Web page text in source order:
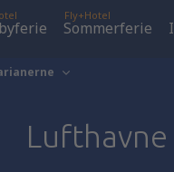
Fly+Hotel
Sommerferie
Lufthavne